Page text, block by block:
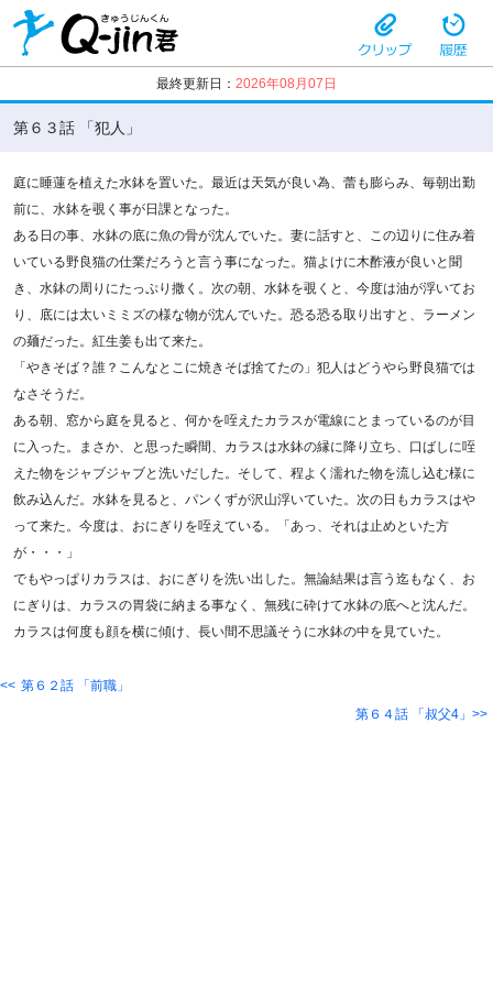
最終更新日： 2026年08月07日
第６３話 「犯人」
庭に睡蓮を植えた水鉢を置いた。最近は天気が良い為、蕾も膨らみ、毎朝出勤
前に、水鉢を覗く事が日課となった。
ある日の事、水鉢の底に魚の骨が沈んでいた。妻に話すと、この辺りに住み着
いている野良猫の仕業だろうと言う事になった。猫よけに木酢液が良いと聞
き、水鉢の周りにたっぷり撒く。次の朝、水鉢を覗くと、今度は油が浮いてお
り、底には太いミミズの様な物が沈んでいた。恐る恐る取り出すと、ラーメン
の麺だった。紅生姜も出て来た。
「やきそば？誰？こんなとこに焼きそば捨てたの」犯人はどうやら野良猫では
なさそうだ。
ある朝、窓から庭を見ると、何かを咥えたカラスが電線にとまっているのが目
に入った。まさか、と思った瞬間、カラスは水鉢の縁に降り立ち、口ばしに咥
えた物をジャブジャブと洗いだした。そして、程よく濡れた物を流し込む様に
飲み込んだ。水鉢を見ると、パンくずが沢山浮いていた。次の日もカラスはや
って来た。今度は、おにぎりを咥えている。「あっ、それは止めといた方
が・・・」
でもやっぱりカラスは、おにぎりを洗い出した。無論結果は言う迄もなく、お
にぎりは、カラスの胃袋に納まる事なく、無残に砕けて水鉢の底へと沈んだ。
カラスは何度も顔を横に傾け、長い間不思議そうに水鉢の中を見ていた。
第６２話 「前職」
第６４話 「叔父4」